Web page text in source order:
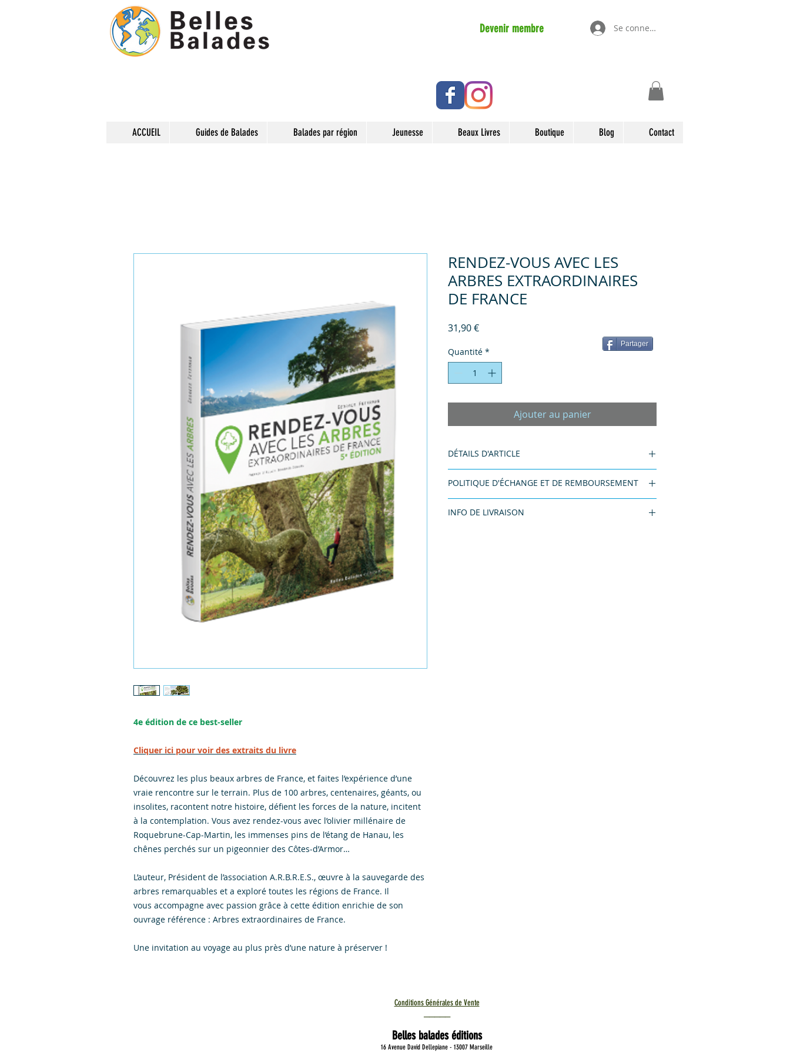
Devenir membre Se connecter
ACCUEIL Guides de Balades Balades par région Jeunesse Beaux Livres Boutique Blog Contact
4e édition de ce best-seller
Cliquer ici pour voir des extraits du livre
Découvrez les plus beaux arbres de France, et faites l’expérience d’une
vraie rencontre sur le terrain. Plus de 100 arbres, centenaires, géants, ou
insolites, racontent notre histoire, défient les forces de la nature, incitent
à la contemplation. Vous avez rendez-vous avec l’olivier millénaire de
Roquebrune-Cap-Martin, les immenses pins de l’étang de Hanau, les
chênes perchés sur un pigeonnier des Côtes-d’Armor…
L’auteur, Président de l’association A.R.B.R.E.S., œuvre à la sauvegarde des
arbres remarquables et a exploré toutes les régions de France. Il
vous accompagne avec passion grâce à cette édition enrichie de son
ouvrage référence : Arbres extraordinaires de France.
Une invitation au voyage au plus près d’une nature à préserver !
RENDEZ-VOUS AVEC LES
ARBRES EXTRAORDINAIRES
DE FRANCE
31,90 €Prix
Quantité *
Ajouter au panier
DÉTAILS D'ARTICLE
Dimensions du produit: 27,7 x 1,4 x 21,7 cm - 192
pages
POLITIQUE D'ÉCHANGE ET DE REMBOURSEMENT
vos visiteurs des conditions d'échange et de
INFO DE LIVRAISON
Partager
Conditions Générales de Vente
Belles balades éditions
16 Avenue David Dellepiane - 13007 Marseille